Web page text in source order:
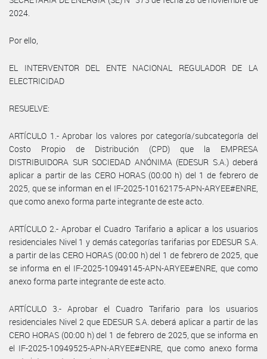
2024.
Por ello,
EL INTERVENTOR DEL ENTE NACIONAL REGULADOR DE LA
ELECTRICIDAD
RESUELVE:
ARTÍCULO 1.- Aprobar los valores por categoría/subcategoría del
Costo Propio de Distribución (CPD) que la EMPRESA
DISTRIBUIDORA SUR SOCIEDAD ANÓNIMA (EDESUR S.A.) deberá
aplicar a partir de las CERO HORAS (00:00 h) del 1 de febrero de
2025, que se informan en el IF-2025-10162175-APN-ARYEE#ENRE,
que como anexo forma parte integrante de este acto.
ARTÍCULO 2.- Aprobar el Cuadro Tarifario a aplicar a los usuarios
residenciales Nivel 1 y demás categorías tarifarias por EDESUR S.A.
a partir de las CERO HORAS (00:00 h) del 1 de febrero de 2025, que
se informa en el IF-2025-10949145-APN-ARYEE#ENRE, que como
anexo forma parte integrante de este acto.
ARTÍCULO 3.- Aprobar el Cuadro Tarifario para los usuarios
residenciales Nivel 2 que EDESUR S.A. deberá aplicar a partir de las
CERO HORAS (00:00 h) del 1 de febrero de 2025, que se informa en
el IF-2025-10949525-APN-ARYEE#ENRE, que como anexo forma